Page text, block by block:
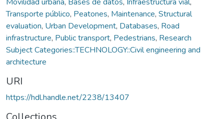
Transporte público, Peatones, Maintenance, Structural
evaluation, Urban Development, Databases, Road
infrastructure, Public transport, Pedestrians, Research
Subject Categories::TECHNOLOGY::Civil engineering and
architecture
URI
https://hdl.handle.net/2238/13407